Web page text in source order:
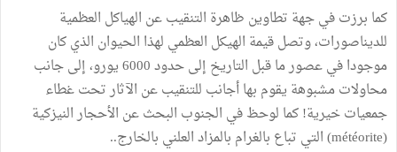
كما برزتفيجهة تطاوين ظاهرة التنقيبعن الهياكل العظمية
للديناصورات،وتصلقيمة الهيكل العظمي لهذا الحيوان الذيكان
موجودافيعصورماقبل التاريخ إلىحدود6000يورو،إلىجانب
محاولاتمشبوهة يقوم بهاأجانب للتنقيبعن الآثارتحتغطاء
جمعياتخيرية!كما لوحظفي الجنوب البحثعن الأحجارالنيزكية
(
météorite
)التي تباع بالغرام بالمزادالعلني بالخارج..